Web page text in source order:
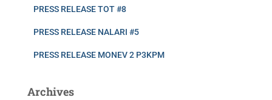
PRESS RELEASE TOT #8
PRESS RELEASE NALARI #5
PRESS RELEASE MONEV 2 P3KPM
Archives